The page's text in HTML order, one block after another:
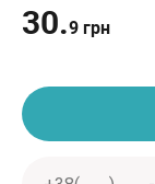
30.9 грн